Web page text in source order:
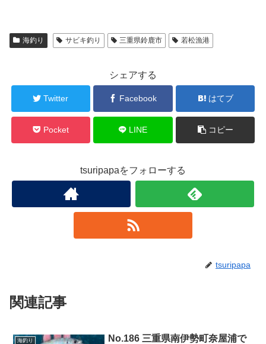
海釣り サビキ釣り 三重県鈴鹿市 若松漁港
シェアする
Twitter Facebook はてブ
Pocket LINE コピー
tsuripapaをフォローする
tsuripapa
関連記事
海釣り
No.186 三重県南伊勢町奈屋浦で